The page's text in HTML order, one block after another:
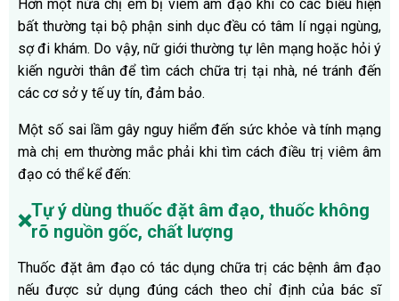
Hơn một nửa chị em bị viêm âm đạo khi có các biểu hiện
bất thường tại bộ phận sinh dục đều có tâm lí ngại ngùng,
sợ đi khám. Do vậy, nữ giới thường tự lên mạng hoặc hỏi ý
kiến người thân để tìm cách chữa trị tại nhà, né tránh đến
các cơ sở y tế uy tín, đảm bảo.
Một số sai lầm gây nguy hiểm đến sức khỏe và tính mạng
mà chị em thường mắc phải khi tìm cách điều trị viêm âm
đạo có thể kể đến:
❌Tự ý dùng thuốc đặt âm đạo, thuốc không
rõ nguồn gốc, chất lượng
Thuốc đặt âm đạo có tác dụng chữa trị các bệnh âm đạo
nếu được sử dụng đúng cách theo chỉ định của bác sĩ